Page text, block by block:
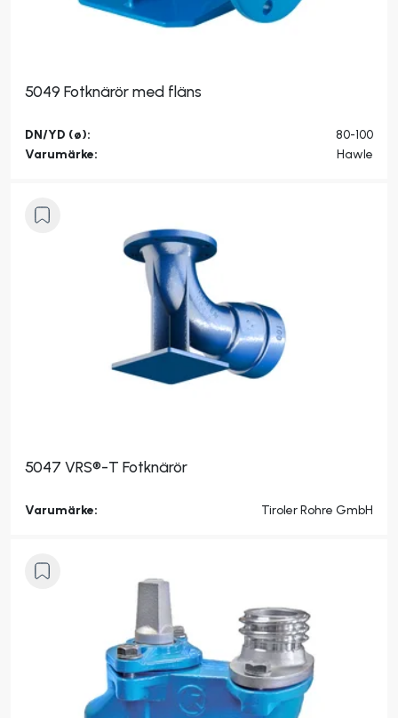
5049 Fotknärör med fläns
DN/YD (ø):
80-100
Varumärke:
Hawle
5047 VRS®-T Fotknärör
Varumärke: Tiroler Rohre GmbH